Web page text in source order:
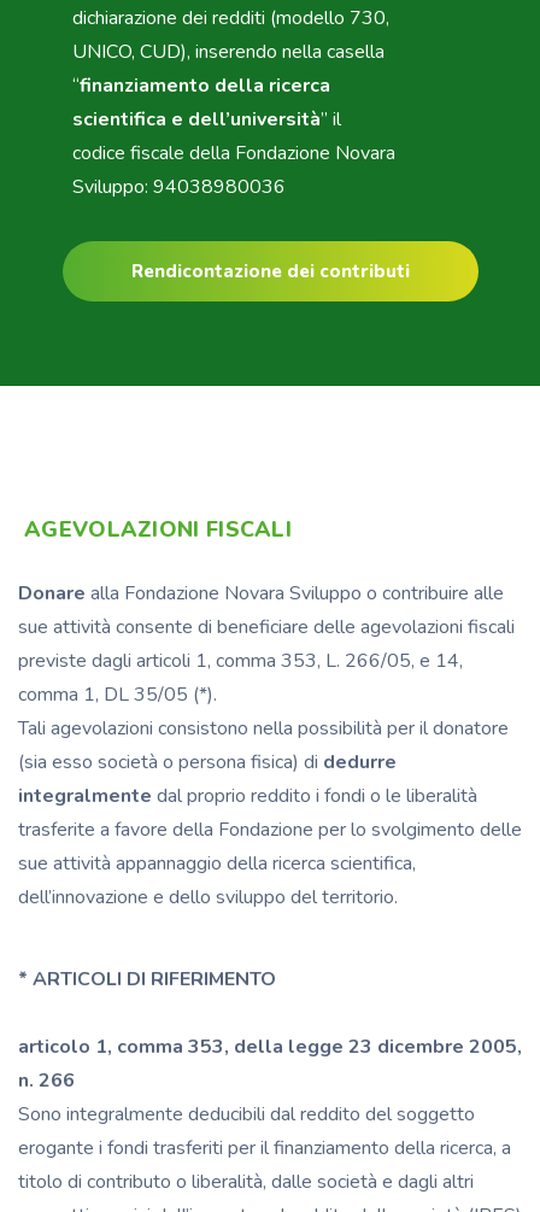
dichiarazione dei redditi (modello 730,
UNICO, CUD), inserendo nella casella
“finanziamento della ricerca
scientifica e dell’università” il
codice fiscale della Fondazione Novara
Sviluppo: 94038980036
Rendicontazione dei contributi
AGEVOLAZIONI FISCALI
Donare alla Fondazione Novara Sviluppo o contribuire alle
sue attività consente di beneficiare delle agevolazioni fiscali
previste dagli articoli 1, comma 353, L. 266/05, e 14,
comma 1, DL 35/05 (*).
Tali agevolazioni consistono nella possibilità per il donatore
(sia esso società o persona fisica) di dedurre
integralmente dal proprio reddito i fondi o le liberalità
trasferite a favore della Fondazione per lo svolgimento delle
sue attività appannaggio della ricerca scientifica,
dell’innovazione e dello sviluppo del territorio.
* ARTICOLI DI RIFERIMENTO
articolo 1, comma 353, della legge 23 dicembre 2005,
n. 266
Sono integralmente deducibili dal reddito del soggetto
erogante i fondi trasferiti per il finanziamento della ricerca, a
titolo di contributo o liberalità, dalle società e dagli altri